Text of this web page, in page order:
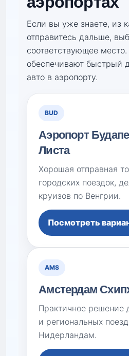
Если вы уже знаете, из
отправитесь дальше,
соответствующее
обеспечивают быстрый
авто в аэропорту.
BUD
Аэропорт
Листа
Хорошая отправная
городских поездок,
круизов по Венгрии.
Посмотреть
AMS
Амстердам
Практичное решение
и региональных
Нидерландам.